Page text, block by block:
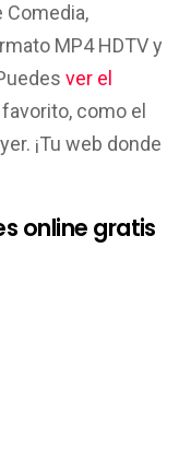
Comedia,
MP4 HDTV y
ver el
como el
¡Tu web donde
online gratis